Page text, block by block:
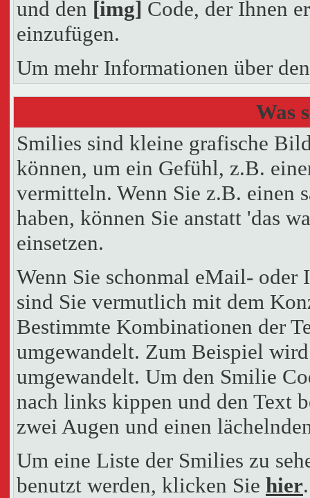
und den [img] Code, der Ihnen
einzufügen.
Um mehr Informationen über
Was
Smilies sind kleine grafische
können, um ein Gefühl, z.B.
vermitteln. Wenn Sie z.B. einen
haben, können Sie anstatt 'das
einsetzen.
Wenn Sie schonmal eMail- oder
sind Sie vermutlich mit dem
Bestimmte Kombinationen der
umgewandelt. Zum Beispiel
umgewandelt. Um den Smilie
nach links kippen und den Text
zwei Augen und einen
Um eine Liste der Smilies zu
benutzt werden, klicken Sie hier.